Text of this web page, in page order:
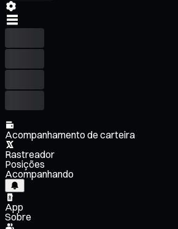
Acompanhamento de carteira
Rastreador
Posições
Acompanhando
App
Sobre